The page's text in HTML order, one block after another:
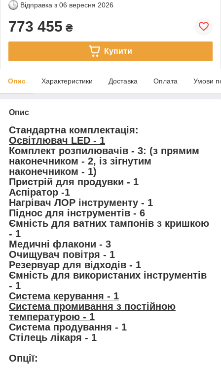
Відправка з 06 вересня 2026
773 455 ₴
Купити
Опис Характеристики Доставка Оплата Умови
Опис
Стандартна комплектація:
Освітлювач LED - 1
Комплект розпилювачів - 3: (з прямим
наконечником - 2, із зігнутим
наконечником - 1)
Пристрій для продувки - 1
Аспіратор -1
Нагрівач ЛОР інструменту - 1
Піднос для інструментів - 6
Ємність для ватних тампонів з кришкою
- 1
Медичні флакони - 3
Очищувач повітря - 1
Резервуар для відходів - 1
Ємність для використаних інструментів
- 1
Система керування - 1
Система промивання з постійною
температурою - 1
Система продування - 1
Стілець лікаря - 1
Опції: